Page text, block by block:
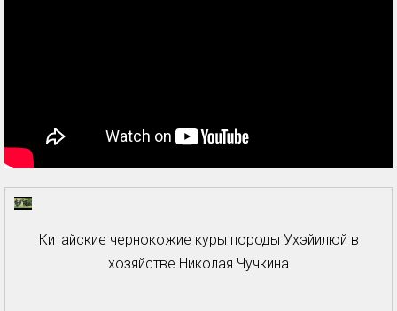
Китайские чернокожие куры породы Ухэйилюй в
хозяйстве Николая Чучкина